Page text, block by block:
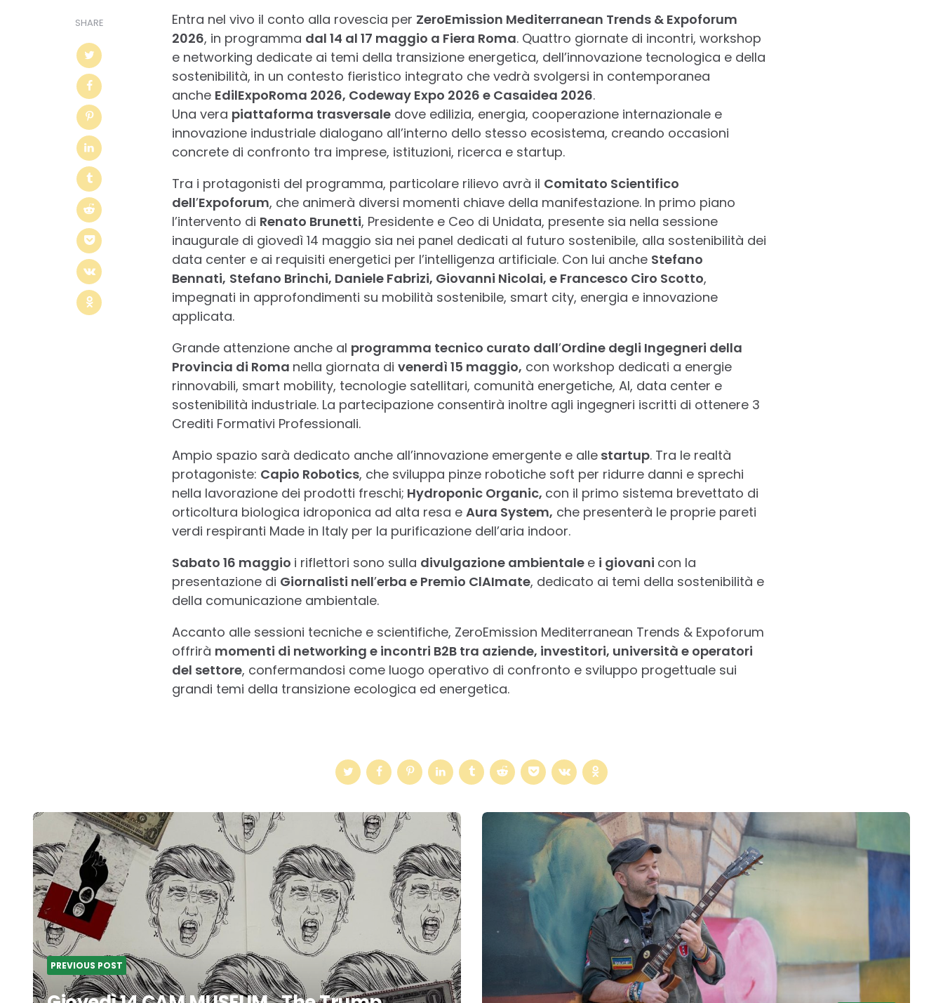
SHARE Entra nel vivo il conto alla rovescia per ZeroEmission Mediterranean Trends & Expoforum
2026, in programma dal 14 al 17 maggio a Fiera Roma. Quattro giornate di incontri, workshop
e networking dedicate ai temi della transizione energetica, dell’innovazione tecnologica e della
sostenibilità, in un contesto fieristico integrato che vedrà svolgersi in contemporanea
anche EdilExpoRoma 2026, Codeway Expo 2026 e Casaidea 2026.
Una vera piattaforma trasversaledove edilizia, energia, cooperazione internazionale e
innovazione industriale dialogano all’interno dello stesso ecosistema, creando occasioni
concrete di confronto tra imprese, istituzioni, ricerca e startup.
Tra i protagonisti del programma, particolare rilievo avrà il Comitato Scientifico
dell’Expoforum, che animerà diversi momenti chiave della manifestazione. In primo piano
l’intervento di Renato Brunetti, Presidente e Ceo di Unidata, presente sia nella sessione
inaugurale di giovedì 14 maggio sia nei panel dedicati al futuro sostenibile, alla sostenibilità dei
data center e ai requisiti energetici per l’intelligenza artificiale. Con lui anche Stefano
Bennati, Stefano Brinchi, Daniele Fabrizi, Giovanni Nicolai, e Francesco Ciro Scotto,
impegnati in approfondimenti su mobilità sostenibile, smart city, energia e innovazione
applicata.
Grande attenzione anche al programma tecnico curato dall’Ordine degli Ingegneri della
Provincia di Roma nella giornata di venerdì 15 maggio, con workshop dedicati a energie
rinnovabili, smart mobility, tecnologie satellitari, comunità energetiche, AI, data center e
sostenibilità industriale. La partecipazione consentirà inoltre agli ingegneri iscritti di ottenere 3
Crediti Formativi Professionali.
Ampio spazio sarà dedicato anche all’innovazione emergente e allestartup. Tra le realtà
protagoniste: Capio Robotics, che sviluppa pinze robotiche soft per ridurre danni e sprechi
nella lavorazione dei prodotti freschi; Hydroponic Organic, con il primo sistema brevettato di
orticoltura biologica idroponica ad alta resa e Aura System, che presenterà le proprie pareti
verdi respiranti Made in Italy per la purificazione dell’aria indoor.
Sabato 16 maggio i riflettori sono sulla divulgazione ambientale e i giovani con la
presentazione di Giornalisti nell’erba e Premio ClAImate, dedicato ai temi della sostenibilità e
della comunicazione ambientale.
Accanto alle sessioni tecniche e scientifiche, ZeroEmission Mediterranean Trends & Expoforum
offrirà momenti di networking e incontri B2B tra aziende, investitori, università e operatori
del settore, confermandosi come luogo operativo di confronto e sviluppo progettuale sui
grandi temi della transizione ecologica ed energetica.
Post
navigation
PREVIOUS POST